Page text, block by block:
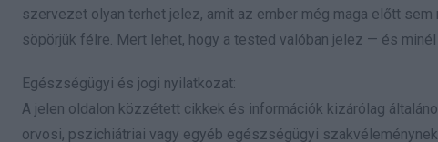
szervezet olyan terhet jelez, amit az ember még maga előtt
söpörjük félre. Mert lehet, hogy a tested valóban jelez — és
Egészségügyi és jogi nyilatkozat:
A jelen oldalon közzétett cikkek és információk kizárólag
orvosi, pszichiátriai vagy egyéb egészségügyi